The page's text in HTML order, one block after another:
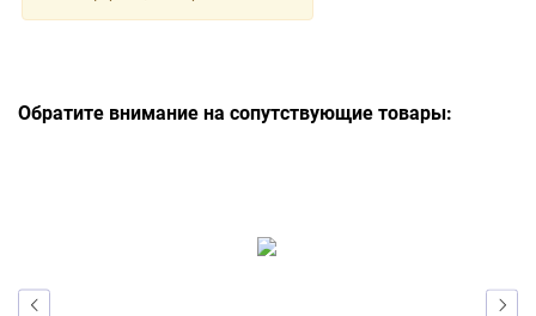
Обратите внимание на сопутствующие товары: